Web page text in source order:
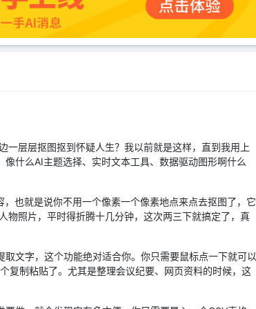
一层层抠图抠到怀疑人生？我以前就是这样，直到我用上
什么AI主题选择、实时文本工具、数据驱动图形啊什么
也就是说你不用一个像素一个像素地点来点去抠图了，它
物照片，平时得折腾十几分钟，这次两三下就搞定了，真
文字，这个功能绝对适合你。你只需要鼠标点一下就可以
复制粘贴了。尤其是整理会议纪要、网页资料的时候，这